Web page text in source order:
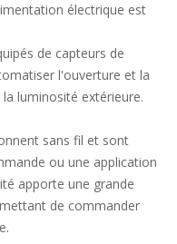
électrique est
de capteurs de
l'ouverture et la
luminosité extérieure.
sans fil et sont
ou une application
apporte une grande
de commander